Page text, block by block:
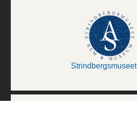
Strindbergsmuseet